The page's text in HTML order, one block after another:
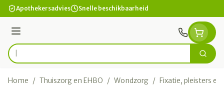
Ga naar de inhoud
Apothekersadvies Snelle beschikbaarheid
Menu
Product, merk, categorie... Zoek
Home / Thuiszorg en EHBO / Wondzorg / Fixatie, pleisters en